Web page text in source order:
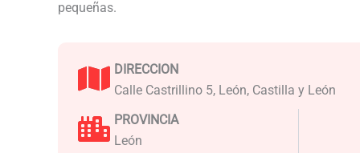
pequeñas.
DIRECCION
Calle Castrillino 5, León, Castilla y León
PROVINCIA
León